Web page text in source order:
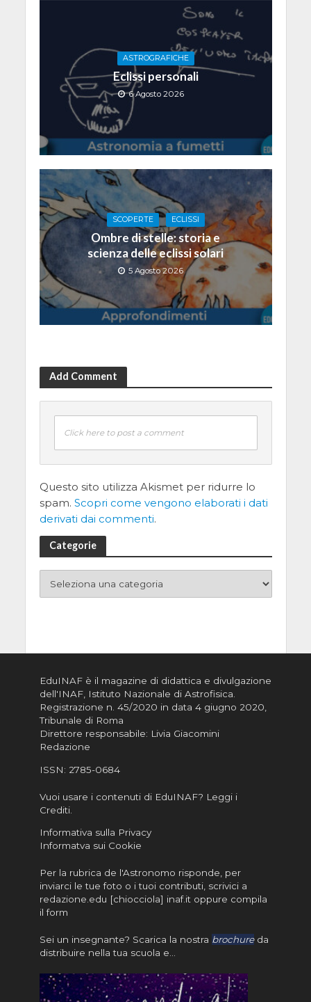
ASTROGRAFICHE
Eclissi personali
6 Agosto 2026
SCOPERTE ECLISSI
Ombre di stelle: storia e
scienza delle eclissi solari
5 Agosto 2026
Add Comment
Click here to post a comment
Questo sito utilizza Akismet per ridurre lo
spam. Scopri come vengono elaborati i dati
derivati dai commenti.
Categorie
EduINAF è il magazine di didattica e divulgazione
dell'INAF, Istituto Nazionale di Astrofisica.
Registrazione n. 45/2020 in data 4 giugno 2020,
Tribunale di Roma
Direttore responsabile: Livia Giacomini
Redazione
ISSN: 2785-0684
Vuoi usare i contenuti di EduINAF? Leggi i
Crediti.
Informativa sulla Privacy
Informatva sui Cookie
Per la rubrica de l'Astronomo risponde, per
inviarci le tue foto o i tuoi contributi, scrivici a
redazione.edu [chiocciola] inaf.it oppure compila
il form
Sei un insegnante? Scarica la nostra brochureda
distribuire nella tua scuola e…